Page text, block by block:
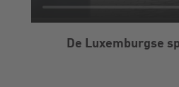
De Luxemburgse